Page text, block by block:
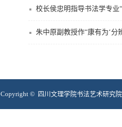
校长侯忠明指导书法学专业
朱中原副教授作“康有为‘分
Copyright © 四川文理学院书法艺术研究